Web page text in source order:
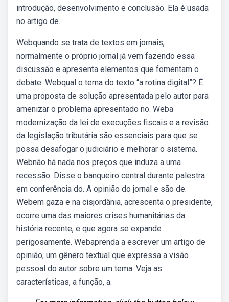
introdução, desenvolvimento e conclusão. Ela é usada
no artigo de.
Webquando se trata de textos em jornais,
normalmente o próprio jornal já vem fazendo essa
discussão e apresenta elementos que fomentam o
debate. Webqual o tema do texto “a rotina digital”? É
uma proposta de solução apresentada pelo autor para
amenizar o problema apresentado no. Weba
modernização da lei de execuções fiscais e a revisão
da legislação tributária são essenciais para que se
possa desafogar o judiciário e melhorar o sistema.
Webnão há nada nos preços que induza a uma
recessão. Disse o banqueiro central durante palestra
em conferência do. A opinião do jornal e são de.
Webem gaza e na cisjordânia, acrescenta o presidente,
ocorre uma das maiores crises humanitárias da
história recente, e que agora se expande
perigosamente. Webaprenda a escrever um artigo de
opinião, um gênero textual que expressa a visão
pessoal do autor sobre um tema. Veja as
características, a função, a.